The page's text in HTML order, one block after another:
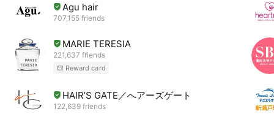
Agu hair
707,155 friends
MARIE TERESIA
221,637 friends
Reward card
HAIR’S GATE／へアーズゲート
122,639 friends